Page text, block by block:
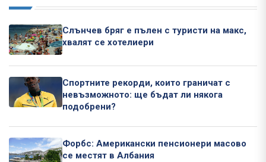
Слънчев бряг е пълен с туристи на макс,
хвалят се хотелиери
Спортните рекорди, които граничат с
невъзможното: ще бъдат ли някога
подобрени?
Форбс: Американски пенсионери масово
се местят в Албания